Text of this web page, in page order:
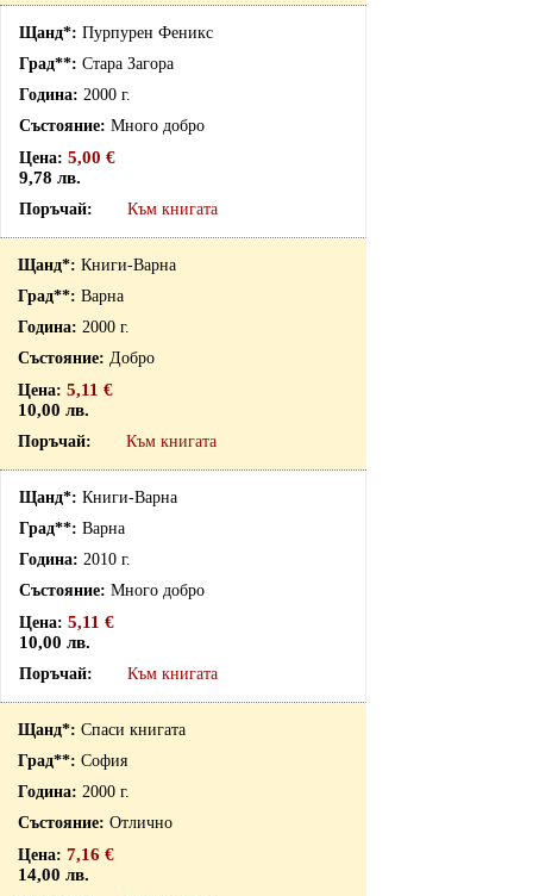
Пурпурен Феникс
Стара Загора
2000 г.
Много добро
5,00 €
9,78 лв.
Към книгата
Книги-Варна
Варна
2000 г.
Добро
5,11 €
10,00 лв.
Към книгата
Книги-Варна
Варна
2010 г.
Много добро
5,11 €
10,00 лв.
Към книгата
Спаси книгата
София
2000 г.
Отлично
7,16 €
14,00 лв.